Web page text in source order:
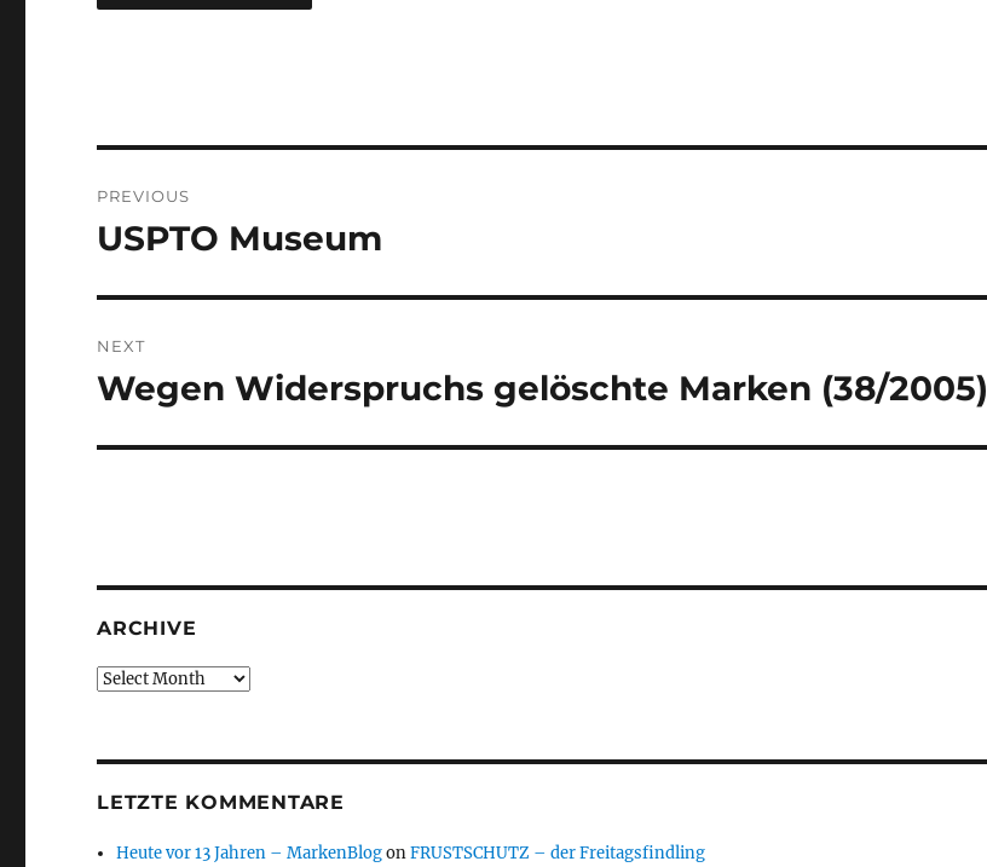
navigation
PREVIOUS
Previous
USPTO Museum
NEXT
Next
Wegen Widerspruchs gelöschte Marken (38/2005)
ARCHIVE
Archive
LETZTE KOMMENTARE
Heute vor 13 Jahren – MarkenBlogonFRUSTSCHUTZ – der Freitagsfindling